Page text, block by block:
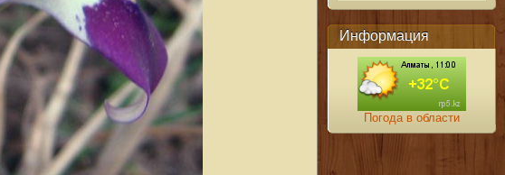
Информация
Погода в области